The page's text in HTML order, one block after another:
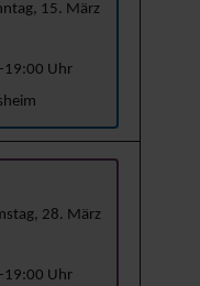
15. März
19:00 Uhr
28. März
19:00 Uhr